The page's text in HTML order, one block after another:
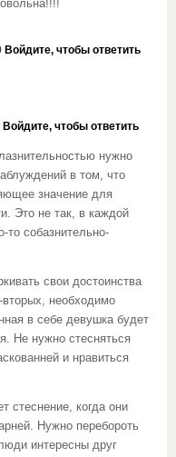
Войдите, чтобы ответить
Войдите, чтобы ответить
нужно
в том, что
значение для
Это не так, в каждой
то собазнительно-
свои достоинства
вторых, необходимо
в себе девушка будет
Не нужно стесняться
и нравиться
стеснение, когда они
Нужно перебороть
интересны друг